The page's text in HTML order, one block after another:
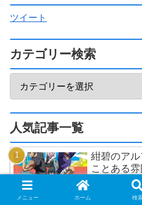
ツイート
カテゴリー検索
人気記事一覧
紺碧のア
ことある
メニュー ホーム 検